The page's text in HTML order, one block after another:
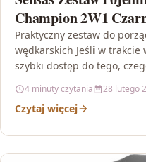
Champion 2W1
Praktyczny zestaw do
wędkarskich Jeśli w
szybki dostęp do tego,
4 minuty czytania 28 lutego
Czytaj więcej